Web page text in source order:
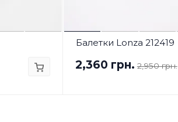
Балетки Lonza 212419
2,360 грн. 2,950 грн.